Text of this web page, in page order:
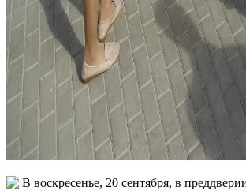
В воскресенье, 20 сентября, в